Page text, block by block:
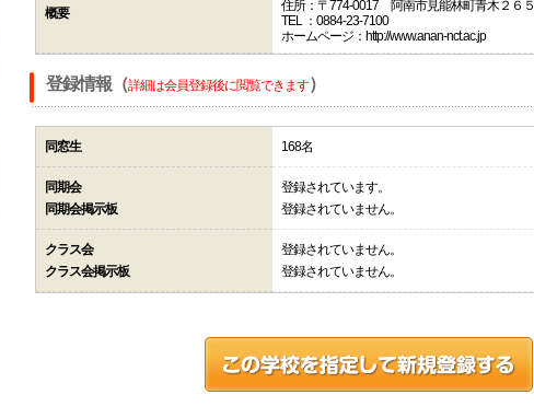
概要
住所：〒774-0017 阿南市見能林町青木２６５
TEL ：0884-23-7100
ホームページ：http://www.anan-nct.ac.jp
登録情報（詳細は会員登録後に閲覧できます）
同窓生 168名
同期会
同期会掲示板
登録されています。
登録されていません。
クラス会
クラス会掲示板
登録されていません。
登録されていません。